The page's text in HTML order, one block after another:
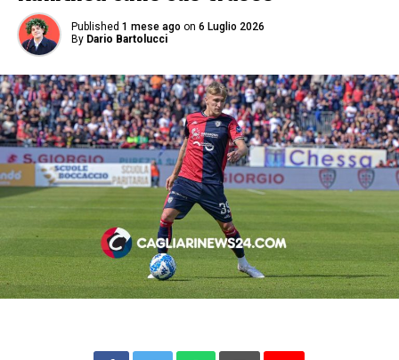
Published 1 mese ago on 6 Luglio 2026
By Dario Bartolucci